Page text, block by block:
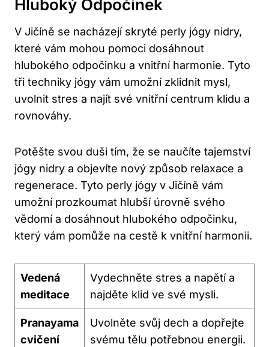
Hluboký Odpočinek
V Jičíně se nacházejí skryté perly jógy nidry,
které vám mohou pomoci dosáhnout
hlubokého odpočinku a vnitřní harmonie. Tyto
tři techniky jógy vám umožní zklidnit mysl,
uvolnit stres a najít své vnitřní centrum klidu a
rovnováhy.
Potěšte svou duši tím, že se naučíte tajemství
jógy nidry a objevíte nový způsob relaxace a
regenerace. Tyto perly jógy v Jičíně vám
umožní prozkoumat hlubší úrovně svého
vědomí a dosáhnout hlubokého odpočinku,
který vám pomůže na cestě k vnitřní harmonii.
Vedená
meditace
Vydechněte stres a napětí a
najděte klid ve své mysli.
Pranayama
cvičení
Uvolněte svůj dech a dopřejte
svému tělu potřebnou energii.